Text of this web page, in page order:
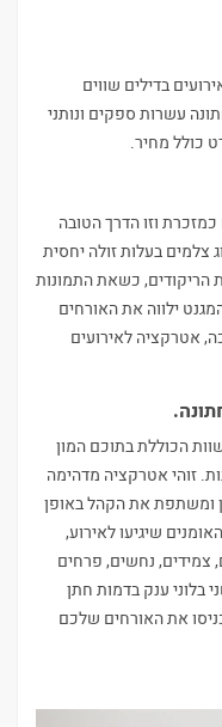
בדילים שווים
עשרות ספקים ונותני
כולל מחיר.
וזו הדרך הטובה
צלמים בעלות זולה יחסית
כשאת התמונות
ילווה את האורחים
אטרקציה לאירועים
הכוללת בתוכם המון
זוהי אטרקציה מדהימה
ומשתפת את הקהל באופן
שיגיעו לאירוע,
צמידים, נחשים, פרחים
בלוני ענק בדמות חתן
את האורחים שלכם